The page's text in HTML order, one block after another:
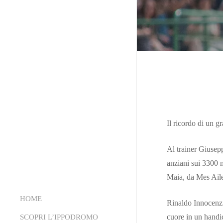
HOME
SCOPRI L’IPPODROMO
Il ricordo di un
Al trainer
anziani sui 3300
Maia, da Mes
Rinaldo
cuore in un